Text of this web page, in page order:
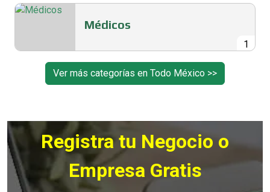
1
Médicos
Ver más categorías en Todo México >>
Registra tu Negocio o
Empresa Gratis